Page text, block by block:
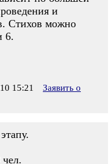
и
Стихов можно
6.
15:21
Заявить о